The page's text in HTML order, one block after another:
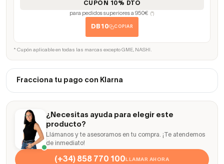
CUPÓN 10% DTO
para pedidos superiores a 950€ (*)
DB10 COPIAR
* Cupón aplicable en todas las marcas excepto GME, NASHI.
Fracciona tu pago con Klarna
¿Necesitas ayuda para elegir este
producto?
Llámanos y te asesoramos en tu compra. ¡Te atendemos
de inmediato!
(+34) 858 770 100LLAMAR AHORA